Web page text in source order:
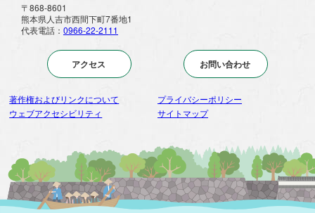
〒868-8601
熊本県人吉市西間下町7番地1
代表電話： 0966-22-2111
アクセス お問い合わせ
著作権およびリンクについて
プライバシーポリシー
ウェブアクセシビリティ
サイトマップ